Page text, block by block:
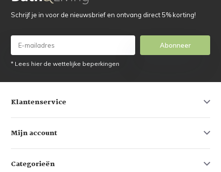
Schrijf je in voor de nieuwsbrief en ontvang direct 5% korting!
Abonneer
* Lees hier de wettelijke beperkingen
Klantenservice
Mijn account
Categorieën